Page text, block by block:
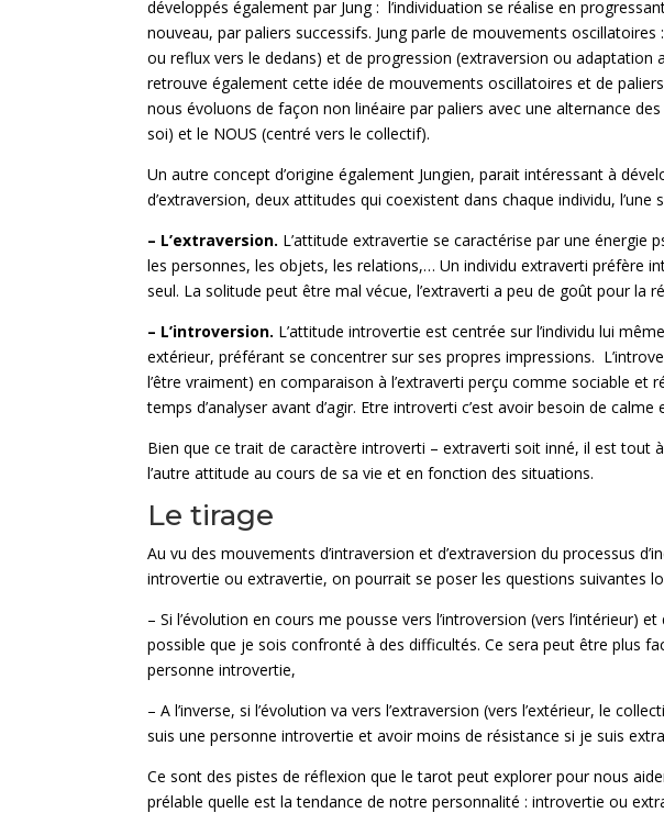
développés également par Jung : l’individuation se réalise en
nouveau, par paliers successifs. Jung parle de mouvements
ou reflux vers le dedans) et de progression (extraversion ou adaptation
retrouve également cette idée de mouvements oscillatoires et de
nous évoluons de façon non linéaire par paliers avec une alternance des
soi) et le NOUS (centré vers le collectif).
Un autre concept d’origine également Jungien, parait intéressant à
d’extraversion, deux attitudes qui coexistent dans chaque individu, l’une
– L’extraversion. L’attitude extravertie se caractérise par une énergie
les personnes, les objets, les relations,… Un individu extraverti préfère
seul. La solitude peut être mal vécue, l’extraverti a peu de goût pour la
– L’introversion. L’attitude introvertie est centrée sur l’individu lui
extérieur, préférant se concentrer sur ses propres impressions.
l’être vraiment) en comparaison à l’extraverti perçu comme sociable et
temps d’analyser avant d’agir. Etre introverti c’est avoir besoin de
Bien que ce trait de caractère introverti – extraverti soit inné, il est tout
l’autre attitude au cours de sa vie et en fonction des situations.
Le tirage
Au vu des mouvements d’intraversion et d’extraversion du processus
introvertie ou extravertie, on pourrait se poser les questions suivantes
– Si l’évolution en cours me pousse vers l’introversion (vers l’intérieur)
possible que je sois confronté à des difficultés. Ce sera peut être plus
personne introvertie,
– A l’inverse, si l’évolution va vers l’extraversion (vers l’extérieur, le
suis une personne introvertie et avoir moins de résistance si je suis
Ce sont des pistes de réflexion que le tarot peut explorer pour nous
prélable quelle est la tendance de notre personnalité : introvertie ou